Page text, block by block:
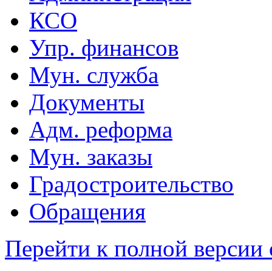
КСО
Упр. финансов
Мун. служба
Документы
Адм. реформа
Мун. заказы
Градостроительство
Обращения
Перейти к полной версии